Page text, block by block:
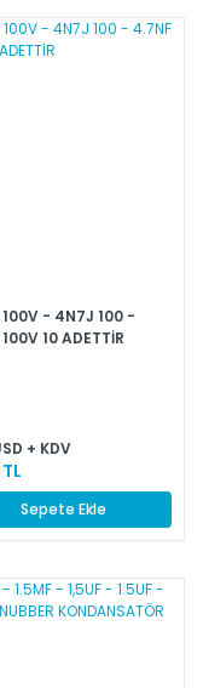
100V - 4N7J 100 -
10 ADETTİR
+ KDV
Sepete Ekle